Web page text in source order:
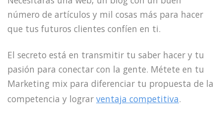
número de artículos y mil cosas más para hacer
que tus futuros clientes confíen en ti.
El secreto está en transmitir tu saber hacer y tu
pasión para conectar con la gente. Métete en tu
Marketing mix para diferenciar tu propuesta de la
competencia y lograr ventaja competitiva.